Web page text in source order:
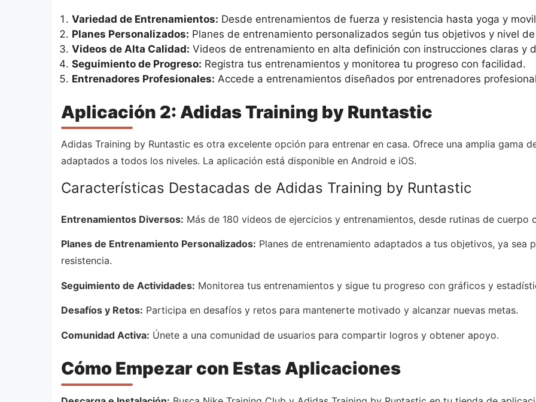
Variedad de Entrenamientos: Desde entrenamientos de fuerza y resistencia hasta yoga y
Planes Personalizados: Planes de entrenamiento personalizados según tus objetivos y nivel
Videos de Alta Calidad: Videos de entrenamiento en alta definición con instrucciones claras y
Seguimiento de Progreso: Registra tus entrenamientos y monitorea tu progreso con facilidad.
Entrenadores Profesionales: Accede a entrenamientos diseñados por entrenadores
Aplicación 2: Adidas Training by Runtastic
Adidas Training by Runtastic es otra excelente opción para entrenar en casa. Ofrece una amplia gama
adaptados a todos los niveles. La aplicación está disponible en Android e iOS.
Características Destacadas de Adidas Training by Runtastic
Entrenamientos Diversos: Más de 180 videos de ejercicios y entrenamientos, desde rutinas de
Planes de Entrenamiento Personalizados: Planes de entrenamiento adaptados a tus objetivos, ya sea
resistencia.
Seguimiento de Actividades: Monitorea tus entrenamientos y sigue tu progreso con gráficos y
Desafíos y Retos: Participa en desafíos y retos para mantenerte motivado y alcanzar nuevas metas.
Comunidad Activa: Únete a una comunidad de usuarios para compartir logros y obtener apoyo.
Cómo Empezar con Estas Aplicaciones